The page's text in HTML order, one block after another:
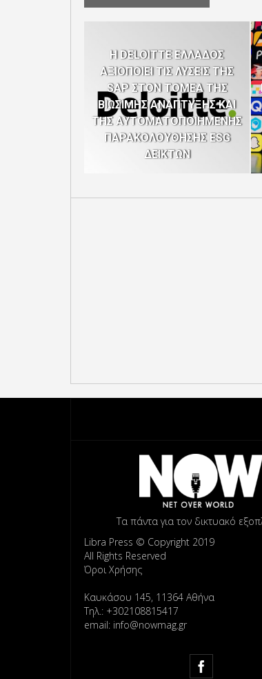
Η DELOITTE EΛΛΑΔΟΣ
ΑΞΙΟΠΟΙΕΙ ΤΙΣ ΛΥΣΕΙΣ ΤΗΣ
SAP ΣΤΟΝ ΤΟΜΕΑ ΤΗΣ
ΒΙΩΣΙΜΗΣ ΑΝΑΠΤΥΞΗΣ ΚΑΙ
ΤΗΣ ΑΥΤΟΜΑΤΟΠΟΙΗΜΕΝΗΣ
ΠΑΡΑΚΟΛΟΥΘΗΣΗΣ ESG
ΔΕΙΚΤΩΝ
Τα πάντα για τον δικτυακό
Libra Press © Copyright 2019
All Rights Reserved
Όροι Χρήσης
Καυκάσου 145, 11364 Αθήνα
Τηλ.: +302108815417
email: info@nowmag.gr